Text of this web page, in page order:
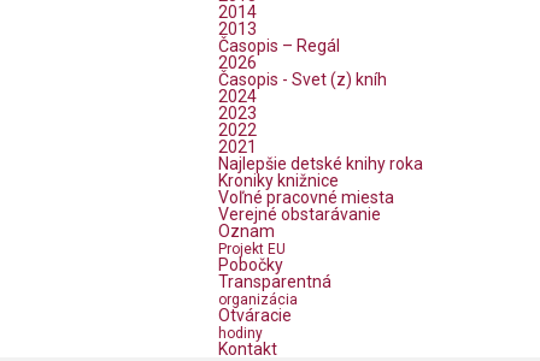
2014
2013
Časopis – Regál
2026
Časopis - Svet (z) kníh
2024
2023
2022
2021
Najlepšie detské knihy roka
Kroniky knižnice
Voľné pracovné miesta
Verejné obstarávanie
Oznam
Projekt EU
Pobočky
Transparentná
organizácia
Otváracie
hodiny
Kontakt